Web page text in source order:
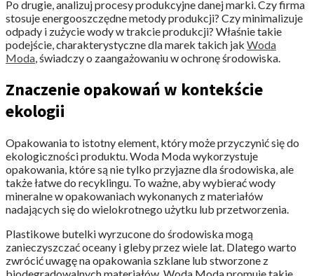
Po drugie, analizuj procesy produkcyjne danej marki. Czy firma
stosuje energooszczędne metody produkcji? Czy minimalizuje
odpady i zużycie wody w trakcie produkcji? Właśnie takie
podejście, charakterystyczne dla marek takich jak Woda
Moda, świadczy o zaangażowaniu w ochronę środowiska.
Znaczenie opakowań w kontekście
ekologii
Opakowania to istotny element, który może przyczynić się do
ekologiczności produktu. Woda Moda wykorzystuje
opakowania, które są nie tylko przyjazne dla środowiska, ale
także łatwe do recyklingu. To ważne, aby wybierać wody
mineralne w opakowaniach wykonanych z materiałów
nadających się do wielokrotnego użytku lub przetworzenia.
Plastikowe butelki wyrzucone do środowiska mogą
zanieczyszczać oceany i gleby przez wiele lat. Dlatego warto
zwrócić uwagę na opakowania szklane lub stworzone z